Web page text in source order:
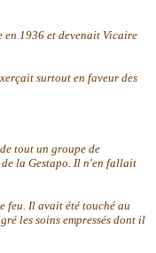
1936 et devenait Vicaire
surtout en faveur des
tout un groupe de
de la Gestapo. Il n'en fallait
feu. Il avait été touché au
les soins empressés dont il